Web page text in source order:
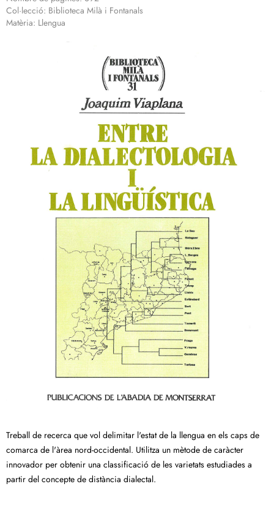
Col·lecció: Biblioteca Milà i Fontanals
Matèria: Llengua
Treball de recerca que vol delimitar l'estat de la llengua en els caps de
comarca de l'àrea nord-occidental. Utilitza un mètode de caràcter
innovador per obtenir una classificació de les varietats estudiades a
partir del concepte de distància dialectal.